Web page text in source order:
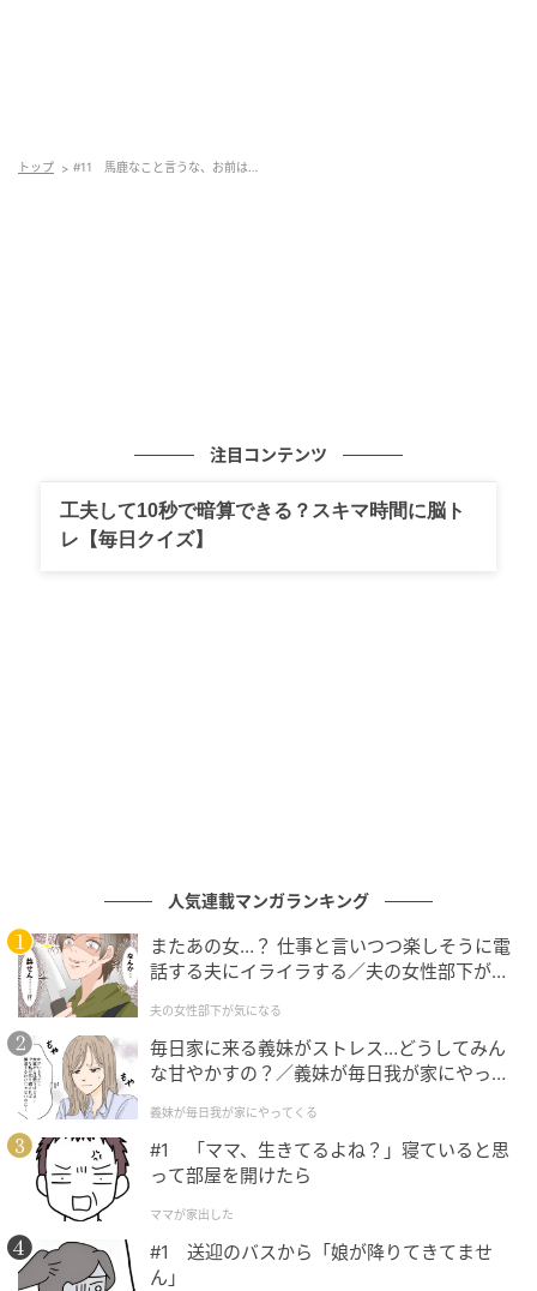
トップ #11 馬鹿なこと言うな、お前は…
注目コンテンツ
工夫して10秒で暗算できる？スキマ時間に脳ト
レ【毎日クイズ】
人気連載マンガランキング
またあの女…？ 仕事と言いつつ楽しそうに電
話する夫にイライラする／夫の女性部下が気
夫の女性部下が気になる
毎日家に来る義妹がストレス…どうしてみん
な甘やかすの？／義妹が毎日我が家にやって
が】
義妹が毎日我が家にやってくる
#1 「ママ、生きてるよね？」寝ていると思
って部屋を開けたら
ママが家出した
#1 送迎のバスから「娘が降りてきてませ
ん」